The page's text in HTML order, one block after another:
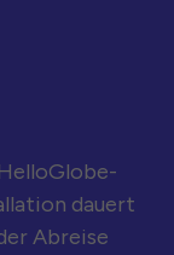
dauert
Abreise